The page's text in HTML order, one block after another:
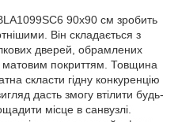
90x90 см зробить
Він складається з
дверей, обрамлених
покриттям. Товщина
скласти гідну конкуренцію
дасть змогу втілити будь-
місце в санвузлі.